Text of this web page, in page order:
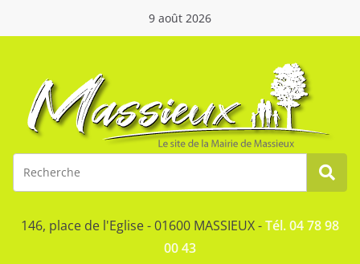
9 août 2026
146, place de l'Eglise - 01600 MASSIEUX -Tél. 04 78 98
00 43